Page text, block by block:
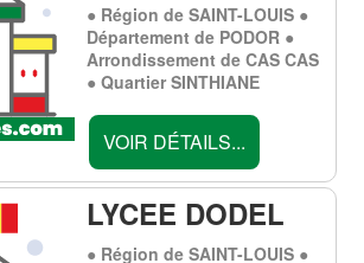
● Région de SAINT-LOUIS ●
Département de PODOR ●
Arrondissement de CAS CAS
● Quartier SINTHIANE
VOIR DÉTAILS...
LYCEE DODEL
● Région de SAINT-LOUIS ●